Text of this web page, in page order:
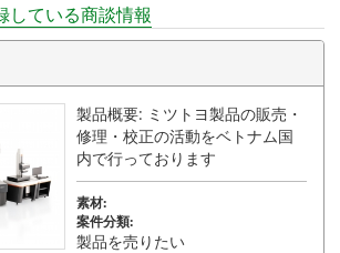
している商談情報
製品概要: ミツトヨ製品の販売・
修理・校正の活動をベトナム国
内で行っております
素材:
案件分類:
製品を売りたい